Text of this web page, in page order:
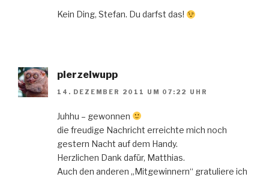
Kein Ding, Stefan. Du darfst das!
plerzelwupp
14. DEZEMBER 2011 UM 07:22 UHR
Juhhu – gewonnen
die freudige Nachricht erreichte mich noch
gestern Nacht auf dem Handy.
Herzlichen Dank dafür, Matthias.
Auch den anderen „Mitgewinnern“ gratuliere ich